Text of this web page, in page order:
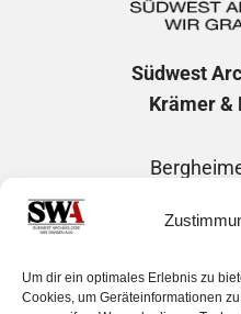
Um dir ein optimales Erlebnis zu
Cookies, um Geräteinformationen
Südwest
Krämer &
E-Mail: